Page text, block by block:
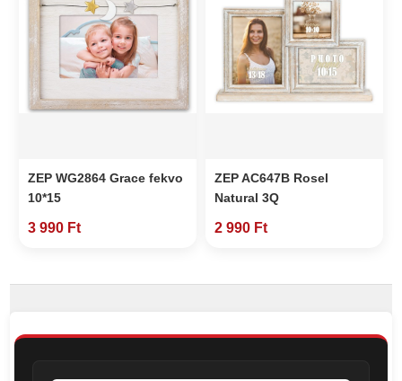
ZEP WG2864 Grace fekvo
10*15
3 990 Ft
ZEP AC647B Rosel
Natural 3Q
2 990 Ft